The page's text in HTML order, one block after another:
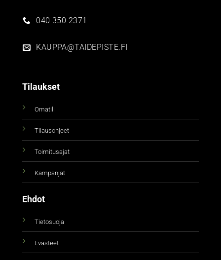
040 350 2371
KAUPPA@TAIDEPISTE.FI
Tilaukset
Omatili
Tilausohjeet
Toimitusajat
Kampanjat
Ehdot
Tietosuoja
Evästeet